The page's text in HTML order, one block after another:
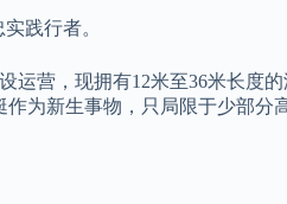
践行者。
营，现拥有12米至36米长度
为新生事物，只局限于少部分